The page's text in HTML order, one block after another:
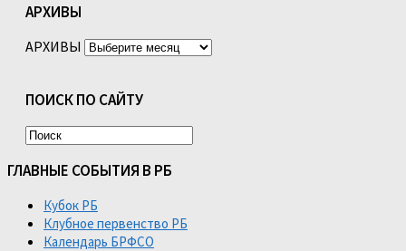
АРХИВЫ
АРХИВЫ
ПОИСК ПО САЙТУ
ГЛАВНЫЕ СОБЫТИЯ В РБ
Кубок РБ
Клубное первенство РБ
Календарь БРФСО